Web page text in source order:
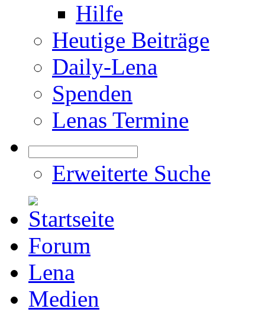
Hilfe
Heutige Beiträge
Daily-Lena
Spenden
Lenas Termine
Erweiterte Suche
Forum
Lena
Medien